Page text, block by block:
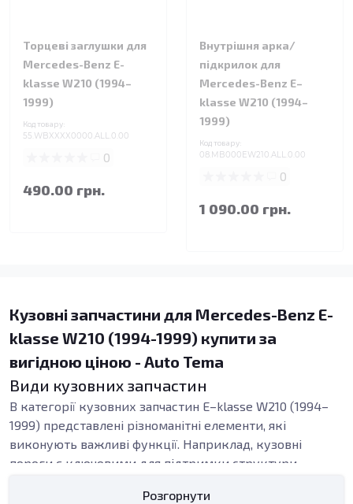
Торцеві заглушки для
Mercedes-Benz E-
klasse W210 (1994–
1999)
Код товару:
55.WBXXXX0000.ALL.0.00
0
490.00 грн.
Внутрішня арка/
підкрилок для
Mercedes-Benz E–
klasse W210 (1994–
1999)
Код товару:
08.MB000EW210.ALL.0.00
0
1 090.00 грн.
Кузовні запчастини для Mercedes-Benz E-
klasse W210 (1994-1999) купити за
вигідною ціною - Auto Tema
Види кузовних запчастин
В категорії кузовних запчастин E–klasse W210 (1994–
1999) представлені різноманітні елементи, які
виконують важливі функції. Наприклад, кузовні
пороги є ключовими для підтримки структури
пошкоджень, підвищуючи безпеку пасажирів. Якщо
Розгорнути